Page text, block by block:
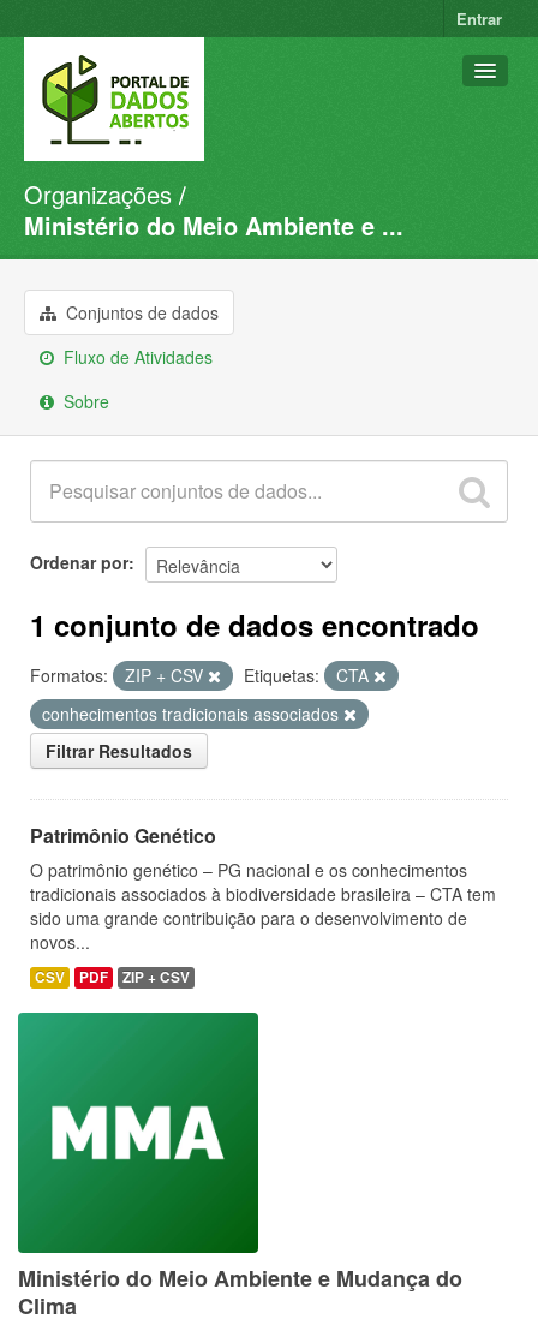
Entrar
Conjuntos de dados
Organizações
Sobre
Organizações
Ministério do Meio Ambiente e ...
Conjuntos de dados
Fluxo de Atividades
Sobre
Ordenar por
1 conjunto de dados encontrado
Formatos: ZIP + CSV Etiquetas:
CTA
conhecimentos tradicionais associados
Filtrar Resultados
Patrimônio Genético
O patrimônio genético – PG nacional e os conhecimentos
tradicionais associados à biodiversidade brasileira – CTA tem
sido uma grande contribuição para o desenvolvimento de
novos...
CSV PDF ZIP + CSV
Ministério do Meio Ambiente e Mudança do
Clima